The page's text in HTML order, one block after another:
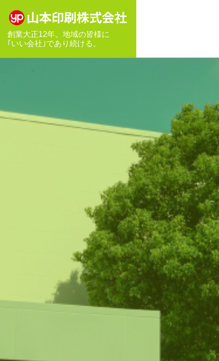
創業大正12年。地域の皆様に
｢いい会社｣であり続ける。